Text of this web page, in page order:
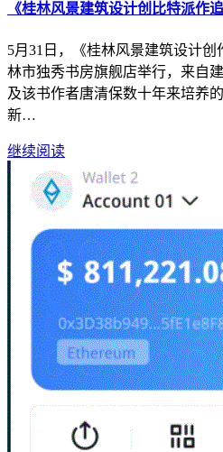
《桂林风景建筑设计创比特派作
5月31日，《桂林风景建筑设计
林市独秀书房旗舰店举行，来自
及该书作者唐清保数十年来培养
新…
继续阅读